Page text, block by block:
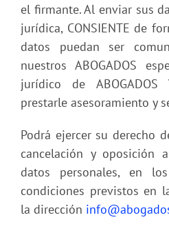
el firmante. Al enviar sus
jurídica, CONSIENTE de
datos puedan ser
nuestros ABOGADOS
jurídico de
prestarle asesoramiento y
Podrá ejercer su derecho
cancelación y oposición
datos personales, en
condiciones previstos en
la dirección